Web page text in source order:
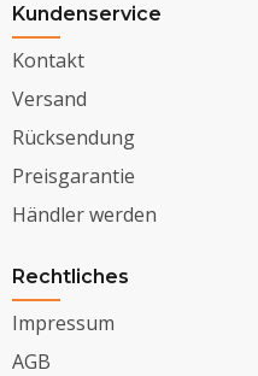
Kundenservice
Kontakt
Versand
Rücksendung
Preisgarantie
Händler werden
Rechtliches
Impressum
AGB